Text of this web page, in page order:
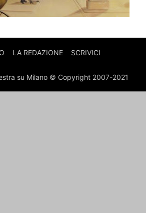
LA REDAZIONE SCRIVICI
su Milano © Copyright 2007-2021